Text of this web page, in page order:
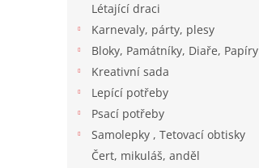
Létající draci
Karnevaly, párty, plesy
Bloky, Památníky, Diaře, Papíry
Kreativní sada
Lepící potřeby
Psací potřeby
Samolepky , Tetovací obtisky
Čert, mikuláš, anděl